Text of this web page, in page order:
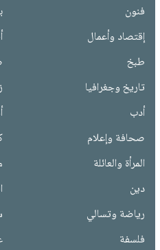
فنون
إقتصاد وأعمال
طبخ
تاريخ وجغرافيا
أدب
صحافة وإعلام
المرأة والعائلة
دين
رياضة وتسالي
فلسفة